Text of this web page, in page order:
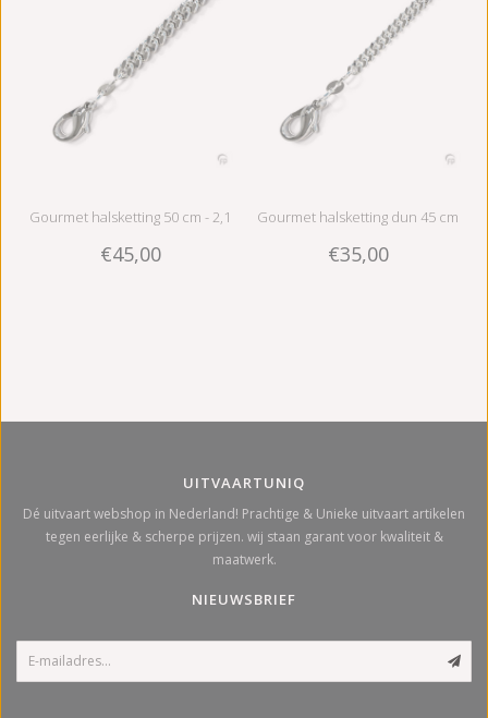
Gourmet halsketting 50 cm - 2,1
mm - zilver
€45,00
Gourmet halsketting dun 45 cm
- 1,6 mm - zilver
€35,00
UITVAARTUNIQ
Dé uitvaart webshop in Nederland! Prachtige & Unieke uitvaart artikelen
tegen eerlijke & scherpe prijzen. wij staan garant voor kwaliteit &
maatwerk.
NIEUWSBRIEF